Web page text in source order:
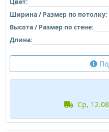
Ширина / Размер по потолку:
Высота / Размер по стене:
Длина:
ср, 12.08